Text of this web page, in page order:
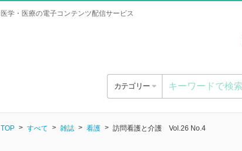
医学・医療の電子コンテンツ配信サービス
カテゴリー
TOP すべて 雑誌 看護 訪問看護と介護 Vol.26 No.4